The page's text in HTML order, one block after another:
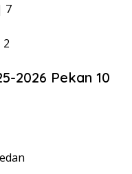
7
2
2026 Pekan 10